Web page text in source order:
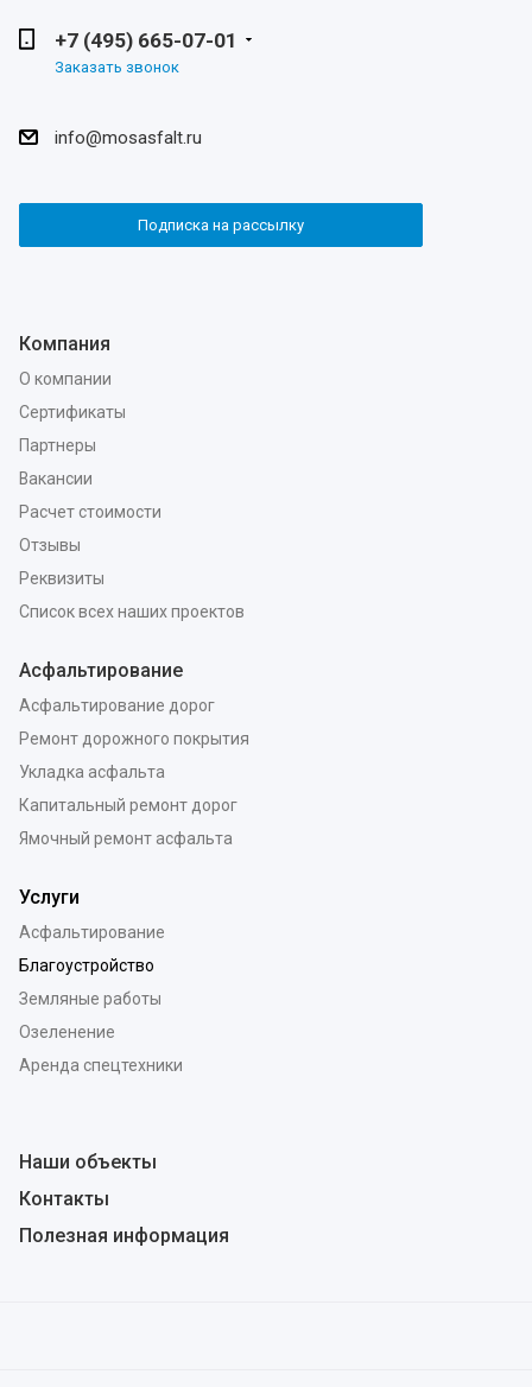
+7 (495) 665-07-01
Заказать звонок
info@mosasfalt.ru
Подписка на рассылку
Компания
О компании
Сертификаты
Партнеры
Вакансии
Расчет стоимости
Отзывы
Реквизиты
Список всех наших проектов
Асфальтирование
Асфальтирование дорог
Ремонт дорожного покрытия
Укладка асфальта
Капитальный ремонт дорог
Ямочный ремонт асфальта
Услуги
Асфальтирование
Благоустройство
Земляные работы
Озеленение
Аренда спецтехники
Наши объекты
Контакты
Полезная информация